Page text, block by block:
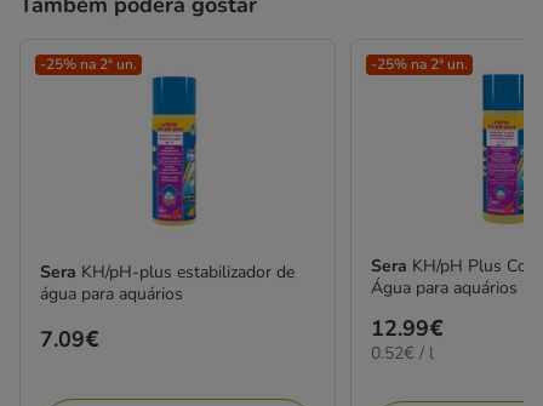
-25% na 2ª un.
Sera KH/pH-plus estabilizador de
água para aquários
Preço
7.09€
-25% na 2ª un.
Sera KH/pH Plus
Água para aquários
Preço
12.99€
12.99€
0.52€
0.52€ / l